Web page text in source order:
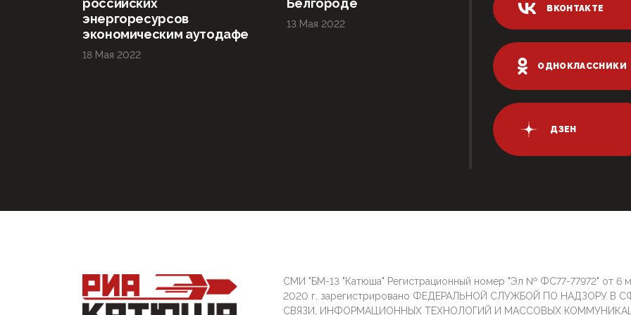
российских
энергоресурсов
экономическим аутодафе
18 Мая 2022
Белгороде
13 Мая 2022
ВКОНТАКТЕ
ОДНОКЛАССНИКИ
ДЗЕН
СМИ "БМ-13 "Катюша" Регистрационный номер "Эл № ФС77-77972" от 6
2020 г. зарегистрировано ФЕДЕРАЛЬНОЙ СЛУЖБОЙ ПО НАДЗОРУ В
СВЯЗИ, ИНФОРМАЦИОННЫХ ТЕХНОЛОГИЙ И МАССОВЫХ